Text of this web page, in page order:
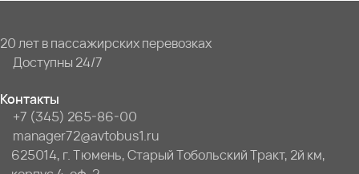
20 лет в пассажирских перевозках
Доступны 24/7
Контакты
+7 (345) 265-86-00
manager72@avtobus1.ru
625014, г. Тюмень, Старый Тобольский Тракт, 2й км,